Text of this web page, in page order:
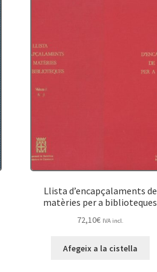
Llista d’encapçalaments de
matèries per a biblioteques
72,10€ IVA incl.
Afegeix a la cistella